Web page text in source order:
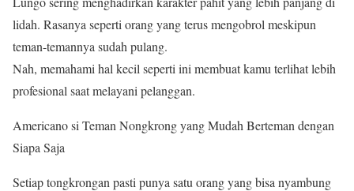
lidah. Rasanya seperti orang yang terus mengobrol meskipun
teman-temannya sudah pulang.
Nah, memahami hal kecil seperti ini membuat kamu terlihat lebih
profesional saat melayani pelanggan.
Americano si Teman Nongkrong yang Mudah Berteman dengan
Siapa Saja
Setiap tongkrongan pasti punya satu orang yang bisa nyambung